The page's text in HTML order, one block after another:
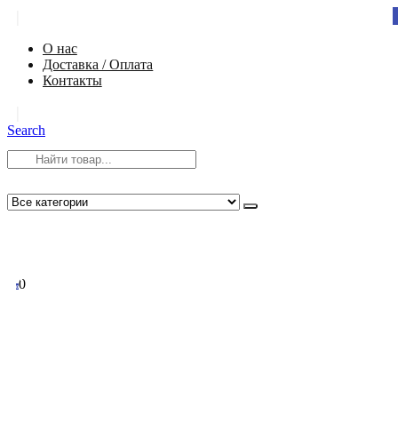
О нас
Доставка / Оплата
Контакты
Search
00